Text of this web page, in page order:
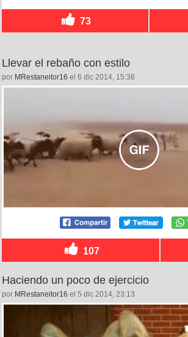
73
Llevar el rebaño con estilo
por MRestaneitor16 el 6 dic 2014, 15:38
107
Haciendo un poco de ejercicio
por MRestaneitor16 el 5 dic 2014, 23:13